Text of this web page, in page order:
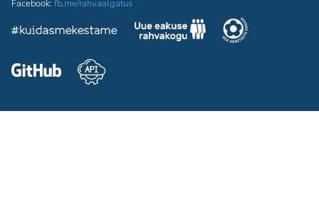
Facebook: fb.me/rahvaalgatus